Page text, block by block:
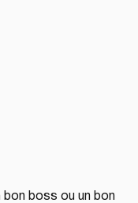
boss ou un bon